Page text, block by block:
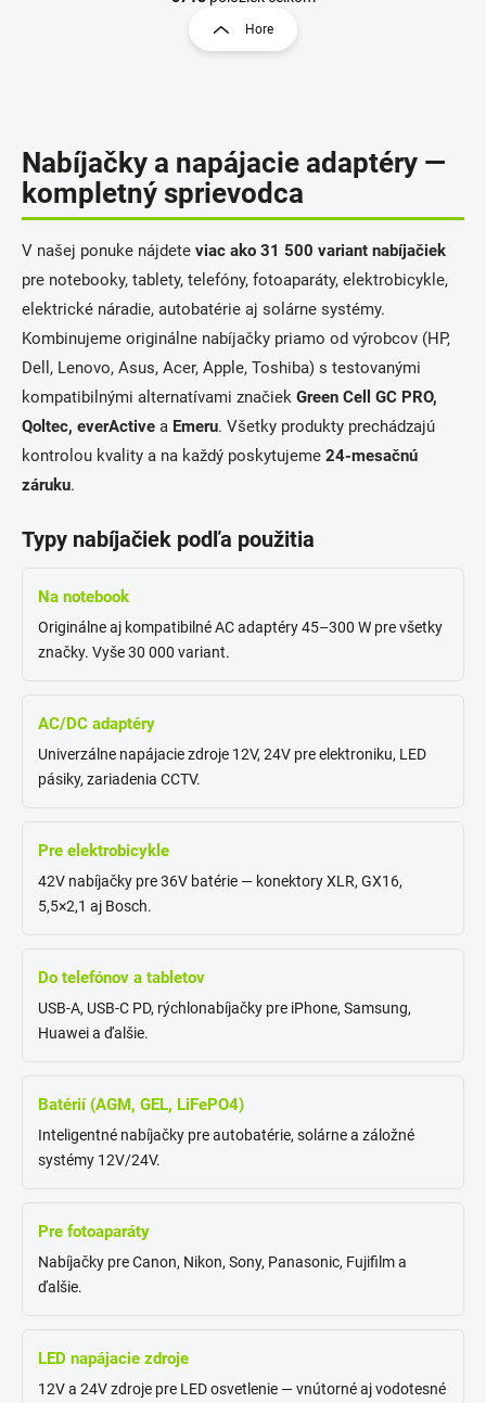
á
d
p
r
v
k
y
v
ý
p
s
u
r
á
a
n
i
e
Hore
Nabíjačky a napájacie adaptéry —
kompletný sprievodca
V našej ponuke nájdete viac ako 31 500 variant nabíjačiek
pre notebooky, tablety, telefóny, fotoaparáty, elektrobicykle,
elektrické náradie, autobatérie aj solárne systémy.
Kombinujeme originálne nabíjačky priamo od výrobcov (HP,
Dell, Lenovo, Asus, Acer, Apple, Toshiba) s testovanými
kompatibilnými alternatívami značiek Green Cell GC PRO,
Qoltec, everActive a Emeru. Všetky produkty prechádzajú
kontrolou kvality a na každý poskytujeme 24-mesačnú
záruku.
Typy nabíjačiek podľa použitia
Na notebook
Originálne aj kompatibilné AC adaptéry 45–300 W pre všetky
značky. Vyše 30 000 variant.
AC/DC adaptéry
Univerzálne napájacie zdroje 12V, 24V pre elektroniku, LED
pásiky, zariadenia CCTV.
Pre elektrobicykle
42V nabíjačky pre 36V batérie — konektory XLR, GX16,
5,5×2,1 aj Bosch.
Do telefónov a tabletov
USB-A, USB-C PD, rýchlonabíjačky pre iPhone, Samsung,
Huawei a ďalšie.
Batérií (AGM, GEL, LiFePO4)
Inteligentné nabíjačky pre autobatérie, solárne a záložné
systémy 12V/24V.
Pre fotoaparáty
Nabíjačky pre Canon, Nikon, Sony, Panasonic, Fujifilm a
ďalšie.
LED napájacie zdroje
12V a 24V zdroje pre LED osvetlenie — vnútorné aj vodotesné